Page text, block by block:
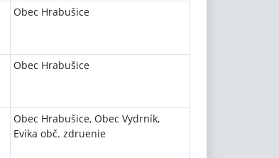
Obec Hrabušice
Obec Hrabušice
Obec Hrabušice, Obec Vydrník,
Evika obč. zdruenie